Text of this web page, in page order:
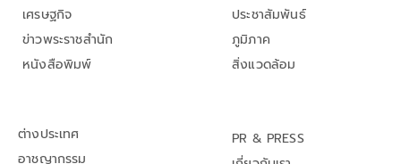
เศรษฐกิจ
ข่าวพระราชสำนัก
หนังสือพิมพ์
ประชาสัมพันธ์
ภูมิภาค
สิ่งแวดล้อม
ต่างประเทศ
อาชญากรรม
PR & PRESS